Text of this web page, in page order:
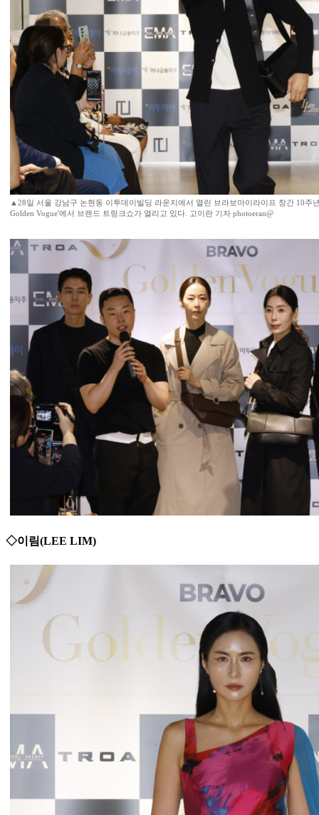
▲28일 서울 강남구 논현동 이투데이빌딩 라운지에서 열린 브라보마이라이프 창간 10주
Golden Vogue'에서 브랜드 트렁크쇼가 열리고 있다. 고이란 기자 photoeran@
◇이림(LEE LIM)